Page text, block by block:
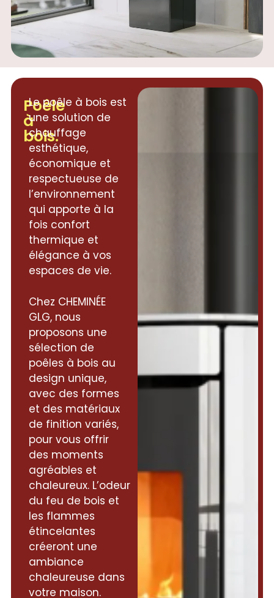
Poêle
à
bois.
Le poêle à bois est
une solution de
chauffage
esthétique,
économique et
respectueuse de
l’environnement
qui apporte à la
fois confort
thermique et
élégance à vos
espaces de vie.
Chez CHEMINÉE
GLG, nous
proposons une
sélection de
poêles à bois au
design unique,
avec des formes
et des matériaux
de finition variés,
pour vous offrir
des moments
agréables et
chaleureux. L’odeur
du feu de bois et
les flammes
étincelantes
créeront une
ambiance
chaleureuse dans
votre maison.